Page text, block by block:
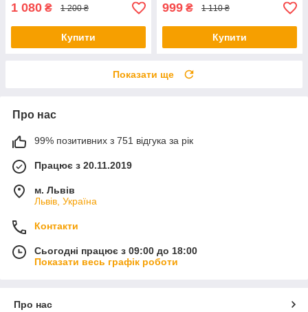
1 080 ₴ 1 200 ₴
Купити
999 ₴ 1 110 ₴
Купити
Показати ще
Про нас
99% позитивних з 751 відгука за рік
Працює з 20.11.2019
м. Львів
Львів, Україна
Контакти
Сьогодні працює з 09:00 до 18:00
Показати весь графік роботи
Про нас